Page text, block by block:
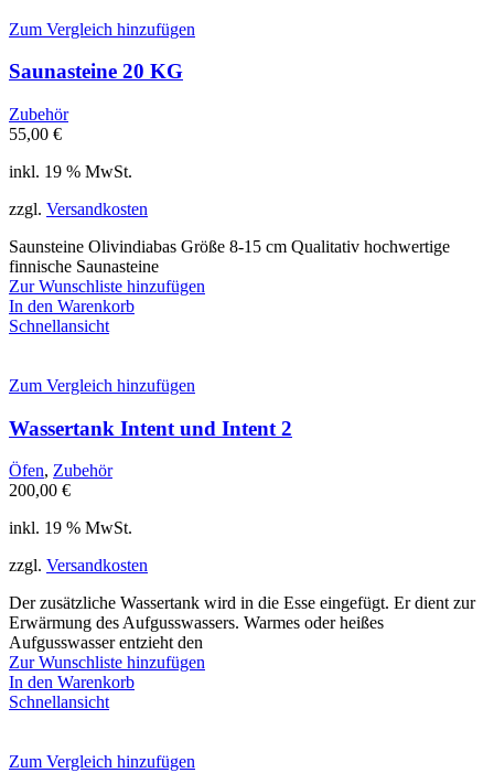
Zum Vergleich hinzufügen
Saunasteine 20 KG
Zubehör
55,00 €
inkl. 19 % MwSt.
zzgl. Versandkosten
Saunsteine Olivindiabas Größe 8-15 cm Qualitativ hochwertige
finnische Saunasteine
Zur Wunschliste hinzufügen
In den Warenkorb
Schnellansicht
Zum Vergleich hinzufügen
Wassertank Intent und Intent 2
Öfen, Zubehör
200,00 €
inkl. 19 % MwSt.
zzgl. Versandkosten
Der zusätzliche Wassertank wird in die Esse eingefügt. Er dient zur
Erwärmung des Aufgusswassers. Warmes oder heißes
Aufgusswasser entzieht den
Zur Wunschliste hinzufügen
In den Warenkorb
Schnellansicht
Zum Vergleich hinzufügen